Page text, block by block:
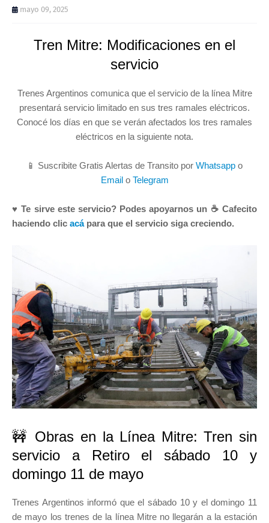
mayo 09, 2025
Tren Mitre: Modificaciones en el
servicio
Trenes Argentinos comunica que el servicio de la línea Mitre
presentará servicio limitado en sus tres ramales eléctricos.
Conocé los días en que se verán afectados los tres ramales
eléctricos en la siguiente nota.
📱 Suscribite Gratis Alertas de Transito por Whatsapp o
Emailo Telegram
♥ Te sirve este servicio? Podes apoyarnos un ☕ Cafecito
haciendo clic acápara que el servicio siga creciendo.
🚧 Obras en la Línea Mitre: Tren sin
servicio a Retiro el sábado 10 y
domingo 11 de mayo
Trenes Argentinos informó que el sábado 10 y el domingo 11
de mayo los trenes de la línea Mitre no llegarán a la estación